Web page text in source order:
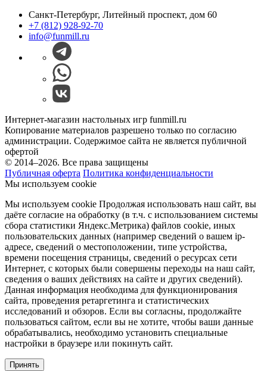
Санкт-Петербург, Литейный проспект, дом 60
+7 (812) 928-92-70
info@funmill.ru
Интернет-магазин настольных игр funmill.ru
Копирование материалов разрешено только по согласию
администрации. Содержимое сайта не является публичной
офертой
© 2014–2026. Все права защищены
Публичная оферта Политика конфиденциальности
Мы используем cookie
Мы используем cookie Продолжая использовать наш cайт, вы
даёте согласие на обработку (в т.ч. с использованием системы
сбора статистики Яндекс.Метрика) файлов cookie, иных
пользовательских данных (например сведений о вашем ip-
адресе, сведений о местоположении, типе устройства,
времени посещения страницы, сведений о ресурсах сети
Интернет, с которых были совершены переходы на наш сайт,
сведения о ваших действиях на сайте и других сведений).
Данная информация необходима для функционирования
сайта, проведения ретаргетинга и статистических
исследований и обзоров. Если вы согласны, продолжайте
пользоваться сайтом, если вы не хотите, чтобы ваши данные
обрабатывались, необходимо установить специальные
настройки в браузере или покинуть сайт.
Принять